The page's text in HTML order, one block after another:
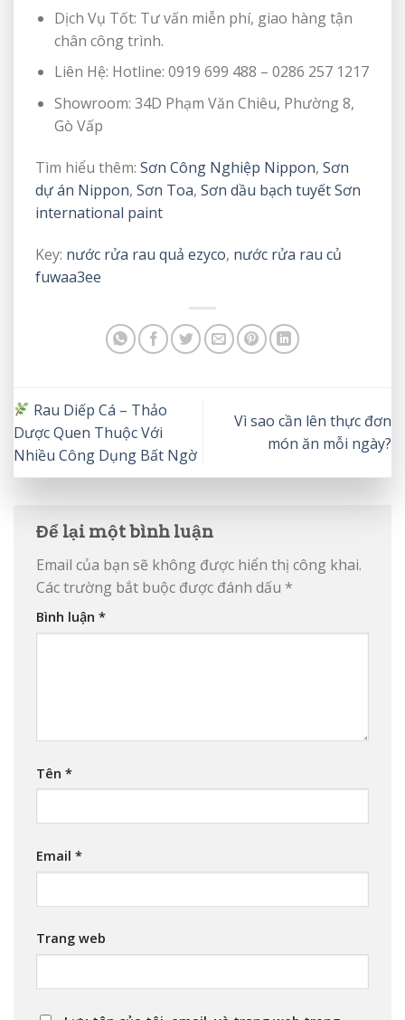
Dịch Vụ Tốt: Tư vấn miễn phí, giao hàng tận
chân công trình.
Liên Hệ: Hotline: 0919 699 488 – 0286 257 1217
Showroom: 34D Phạm Văn Chiêu, Phường 8,
Gò Vấp
Tìm hiểu thêm: Sơn Công Nghiệp Nippon, Sơn
dự án Nippon, Sơn Toa, Sơn dầu bạch tuyếtSơn
international paint
Key: nước rửa rau quả ezyco, nước rửa rau củ
fuwaa3ee
Rau Diếp Cá – Thảo
Dược Quen Thuộc Với
Nhiều Công Dụng Bất Ngờ
Vì sao cần lên thực đơn
món ăn mỗi ngày?
Để lại một bình luận
Email của bạn sẽ không được hiển thị công khai.
Các trường bắt buộc được đánh dấu *
Bình luận *
Tên *
Email *
Trang web